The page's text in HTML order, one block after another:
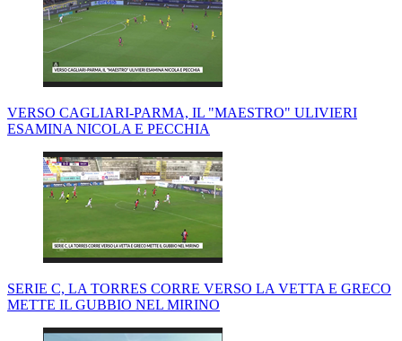
VERSO CAGLIARI-PARMA, IL "MAESTRO" ULIVIERI
ESAMINA NICOLA E PECCHIA
SERIE C, LA TORRES CORRE VERSO LA VETTA E GRECO
METTE IL GUBBIO NEL MIRINO